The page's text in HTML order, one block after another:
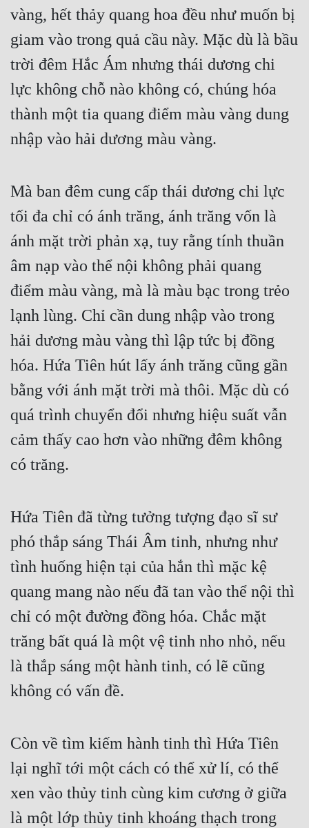
vàng, hết thảy quang hoa đều như muốn bị
giam vào trong quả cầu này. Mặc dù là bầu
trời đêm Hắc Ám nhưng thái dương chi
lực không chỗ nào không có, chúng hóa
thành một tia quang điểm màu vàng dung
nhập vào hải dương màu vàng.
Mà ban đêm cung cấp thái dương chi lực
tối đa chỉ có ánh trăng, ánh trăng vốn là
ánh mặt trời phản xạ, tuy rằng tính thuần
âm nạp vào thể nội không phải quang
điểm màu vàng, mà là màu bạc trong trẻo
lạnh lùng. Chỉ cần dung nhập vào trong
hải dương màu vàng thì lập tức bị đồng
hóa. Hứa Tiên hút lấy ánh trăng cũng gần
bằng với ánh mặt trời mà thôi. Mặc dù có
quá trình chuyển đổi nhưng hiệu suất vẫn
cảm thấy cao hơn vào những đêm không
có trăng.
Hứa Tiên đã từng tưởng tượng đạo sĩ sư
phó thắp sáng Thái Âm tinh, nhưng như
tình huống hiện tại của hắn thì mặc kệ
quang mang nào nếu đã tan vào thể nội thì
chỉ có một đường đồng hóa. Chắc mặt
trăng bất quá là một vệ tinh nho nhỏ, nếu
là thắp sáng một hành tinh, có lẽ cũng
không có vấn đề.
Còn về tìm kiếm hành tinh thì Hứa Tiên
lại nghĩ tới một cách có thể xử lí, có thể
xen vào thủy tinh cùng kim cương ở giữa
là một lớp thủy tinh khoáng thạch trong